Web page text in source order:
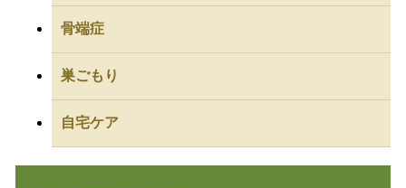
骨端症
巣ごもり
自宅ケア